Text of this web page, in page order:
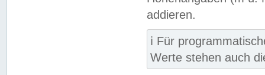
addieren.
ℹ️ Für
Werte stehen auch